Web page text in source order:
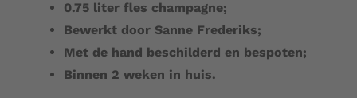
0.75 liter fles champagne;
Bewerkt door Sanne Frederiks;
Met de hand beschilderd en bespoten;
Binnen 2 weken in huis.